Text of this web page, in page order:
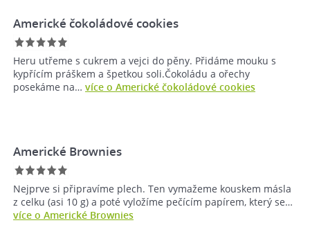
Americké čokoládové cookies
Heru utřeme s cukrem a vejci do pěny. Přidáme mouku s
kypřícím práškem a špetkou soli.Čokoládu a ořechy
posekáme na… více o Americké čokoládové cookies
Americké Brownies
Nejprve si připravíme plech. Ten vymažeme kouskem másla
z celku (asi 10 g) a poté vyložíme pečícím papírem, který se…
více o Americké Brownies